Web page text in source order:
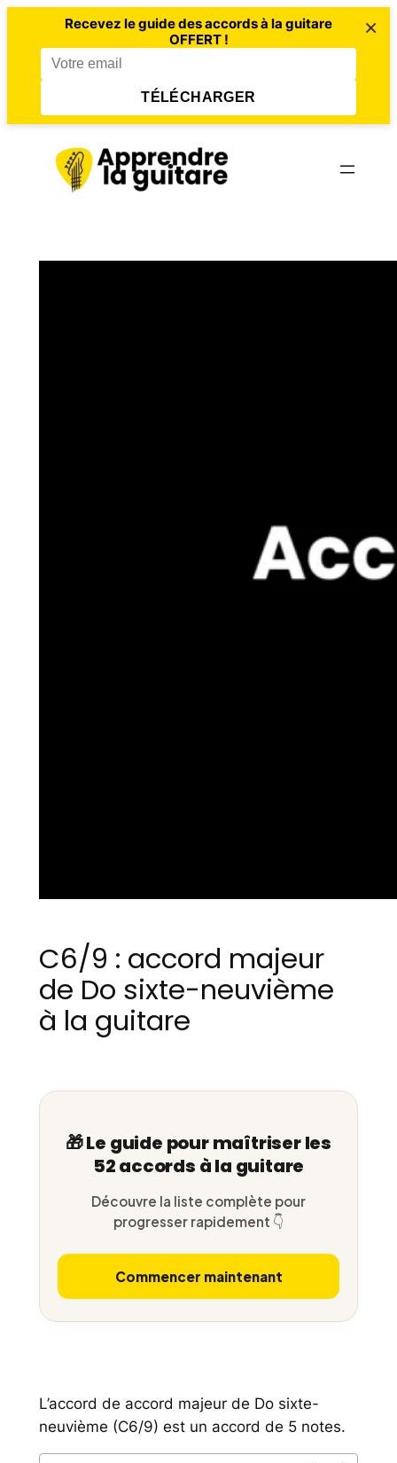
Recevez le guide des accords à la guitare
OFFERT !
TÉLÉCHARGER
×
contenu
C6/9 : accord majeur
de Do sixte-neuvième
à la guitare
🎁 Le guide pour maîtriser les
52 accords à la guitare
Découvre la liste complète pour
progresser rapidement 👇
Commencer maintenant
L’accord de accord majeur de Do sixte-
neuvième (C6/9) est un accord de 5 notes.